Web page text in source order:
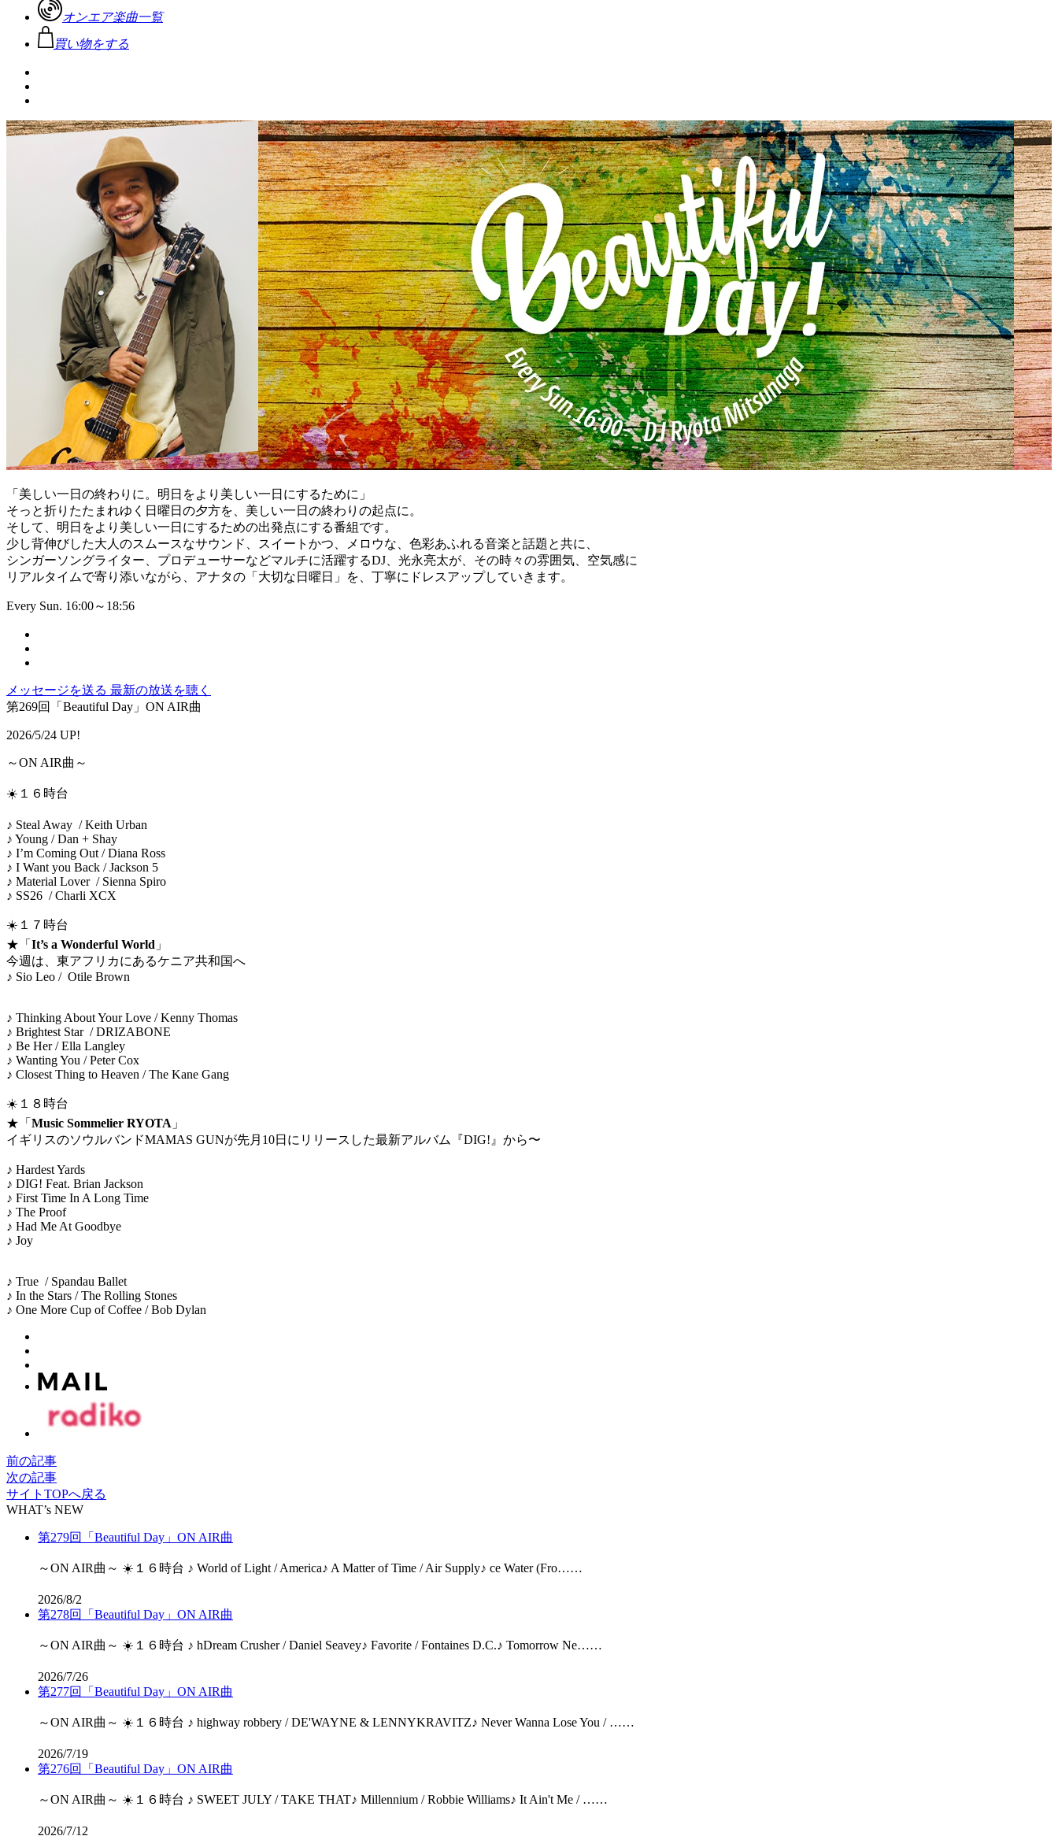
オンエア楽曲一覧
買い物をする
「美しい一日の終わりに。明日をより美しい一日にするために」
そっと折りたたまれゆく日曜日の夕方を、美しい一日の終わりの起点に。
そして、明日をより美しい一日にするための出発点にする番組です。
少し背伸びした大人のスムースなサウンド、スイートかつ、メロウな、色彩あふれる音楽と話題と共に、
シンガーソングライター、プロデューサーなどマルチに活躍するDJ、光永亮太が、その時々の雰囲気、空気感に
リアルタイムで寄り添いながら、アナタの「大切な日曜日」を、丁寧にドレスアップしていきます。
Every Sun. 16:00～18:56
メッセージを送る 最新の放送を聴く
第269回「Beautiful Day」ON AIR曲
2026/5/24 UP!
～ON AIR曲～
☀️１６時台
♪ Steal Away / Keith Urban
♪ Young / Dan + Shay
♪ I’m Coming Out / Diana Ross
♪ I Want you Back / Jackson 5
♪ Material Lover / Sienna Spiro
♪ SS26 / Charli XCX
☀️１７時台
★「 It’s a Wonderful World 」
今週は、東アフリカにあるケニア共和国へ
♪ Sio Leo / Otile Brown
♪ Thinking About Your Love / Kenny Thomas
♪ Brightest Star / DRIZABONE
♪ Be Her / Ella Langley
♪ Wanting You / Peter Cox
♪ Closest Thing to Heaven / The Kane Gang
☀️１８時台
★「 Music Sommelier RYOTA 」
イギリスのソウルバンドMAMAS GUNが先月10日にリリースした最新アルバム『DIG!』から〜
♪ Hardest Yards
♪ DIG! Feat. Brian Jackson
♪ First Time In A Long Time
♪ The Proof
♪ Had Me At Goodbye
♪ Joy
♪ True / Spandau Ballet
♪ In the Stars / The Rolling Stones
♪ One More Cup of Coffee / Bob Dylan
前の記事
次の記事
サイトTOPへ戻る
WHAT’s NEW
第279回「Beautiful Day」ON AIR曲
～ON AIR曲～ ☀️１６時台 ♪ World of Light / America♪ A Matter of Time / Air Supply♪ ce Water (Fro……
2026/8/2
第278回「Beautiful Day」ON AIR曲
～ON AIR曲～ ☀️１６時台 ♪ hDream Crusher / Daniel Seavey♪ Favorite / Fontaines D.C.♪ Tomorrow Ne……
2026/7/26
第277回「Beautiful Day」ON AIR曲
～ON AIR曲～ ☀️１６時台 ♪ highway robbery / DE'WAYNE & LENNYKRAVITZ♪ Never Wanna Lose You / ……
2026/7/19
第276回「Beautiful Day」ON AIR曲
～ON AIR曲～ ☀️１６時台 ♪ SWEET JULY / TAKE THAT♪ Millennium / Robbie Williams♪ It Ain't Me / ……
2026/7/12